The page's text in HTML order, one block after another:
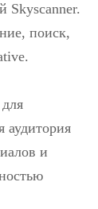
Skyscanner.
поиск,
аудитория
и